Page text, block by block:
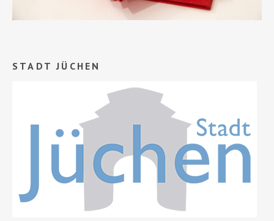
STADT JÜCHEN